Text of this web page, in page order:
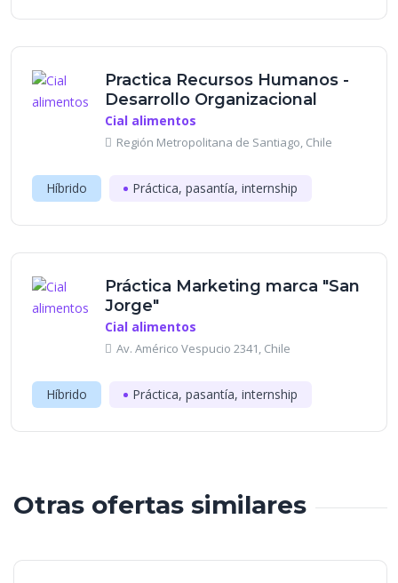
Practica Recursos Humanos -
Desarrollo Organizacional
Cial alimentos
Región Metropolitana de Santiago, Chile
Híbrido Práctica, pasantía, internship
Práctica Marketing marca "San
Jorge"
Cial alimentos
Av. Américo Vespucio 2341, Chile
Híbrido Práctica, pasantía, internship
Otras ofertas similares